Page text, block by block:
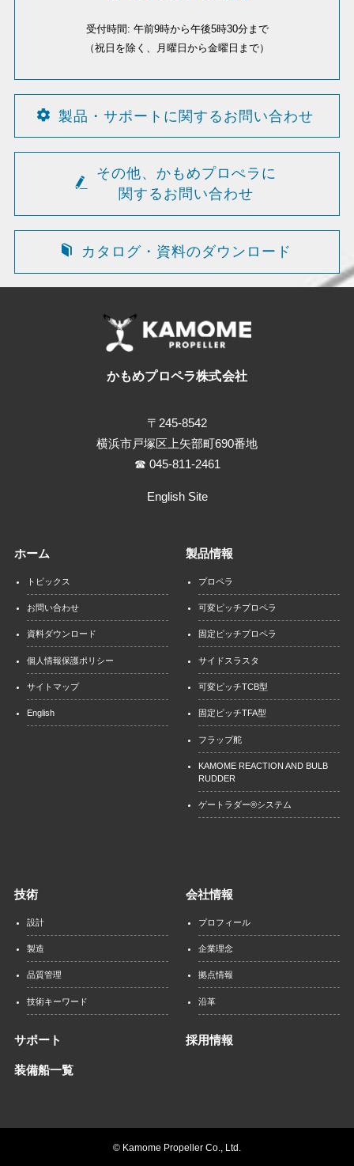
受付時間: 午前9時から午後5時30分まで
（祝日を除く、月曜日から金曜日まで）
製品・サポートに関するお問い合わせ
その他、かもめプロぺラに
関するお問い合わせ
カタログ・資料のダウンロード
かもめプロペラ株式会社
〒245-8542
横浜市戸塚区上矢部町690番地
☎ 045-811-2461
English Site
ホーム
トピックス
お問い合わせ
資料ダウンロード
個人情報保護ポリシー
サイトマップ
English
製品情報
プロペラ
可変ピッチプロペラ
固定ピッチプロペラ
サイドスラスタ
可変ピッチTCB型
固定ピッチTFA型
フラップ舵
KAMOME REACTION AND BULB
RUDDER
ゲートラダー®システム
技術
設計
製造
品質管理
技術キーワード
サポート
装備船一覧
会社情報
プロフィール
企業理念
拠点情報
沿革
採用情報
© Kamome Propeller Co., Ltd.